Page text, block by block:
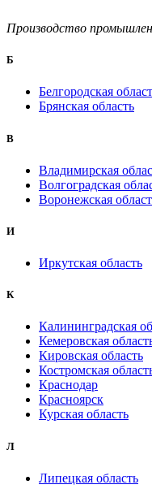
Производство
Б
Белгородская
Брянская область
B
Владимирская
Волгоградская
Воронежская
И
Иркутская область
К
Калининградская
Кемеровская
Кировская область
Костромская
Краснодар
Красноярск
Курская область
Л
Липецкая область